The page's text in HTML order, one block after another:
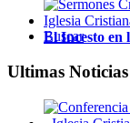
Buscar
El Incesto en
Ultimas Noticias